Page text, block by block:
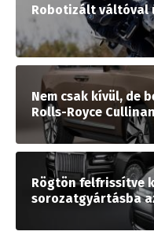
Robotizált váltóval
Nem csak kívül, de
Rolls-Royce
Rögtön felfrissítve
sorozatgyártásba